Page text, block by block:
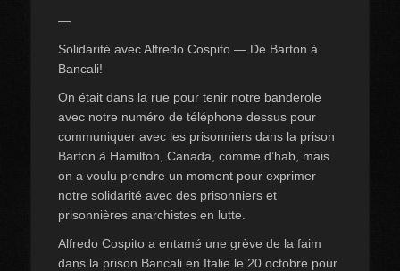
—
Solidarité avec Alfredo Cospito — De Barton à
Bancali!
On était dans la rue pour tenir notre banderole
avec notre numéro de téléphone dessus pour
communiquer avec les prisonniers dans la prison
Barton à Hamilton, Canada, comme d’hab, mais
on a voulu prendre un moment pour exprimer
notre solidarité avec des prisonniers et
prisonnières anarchistes en lutte.
Alfredo Cospito a entamé une grève de la faim
dans la prison Bancali en Italie le 20 octobre pour